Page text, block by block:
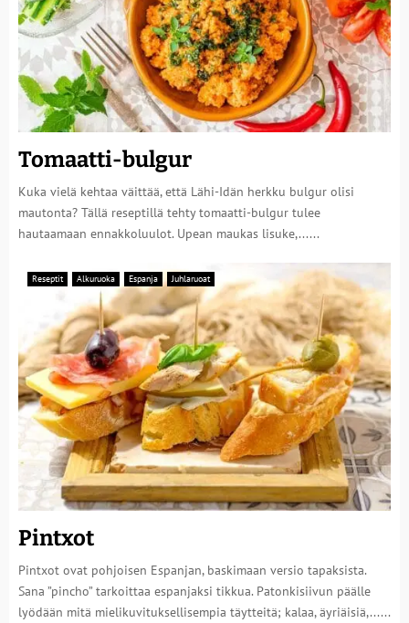
Tomaatti-bulgur
Kuka vielä kehtaa väittää, että Lähi-Idän herkku bulgur olisi
mautonta? Tällä reseptillä tehty tomaatti-bulgur tulee
hautaamaan ennakkoluulot. Upean maukas lisuke,......
Reseptit Alkuruoka Espanja Juhlaruoat
Pintxot
Pintxot ovat pohjoisen Espanjan, baskimaan versio tapaksista.
Sana ”pincho” tarkoittaa espanjaksi tikkua. Patonkisiivun päälle
lyödään mitä mielikuvituksellisempia täytteitä; kalaa, äyriäisiä,......